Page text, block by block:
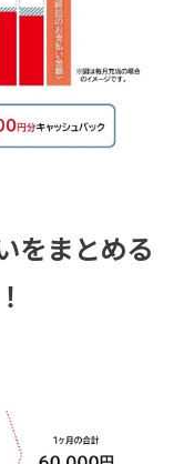
をまとめる